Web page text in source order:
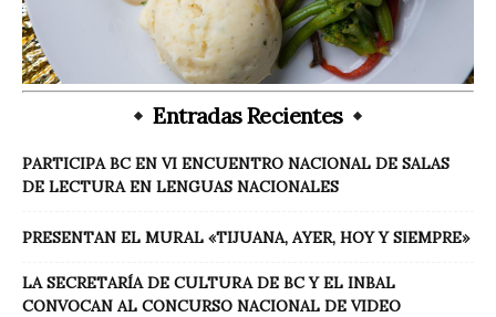
Entradas Recientes
PARTICIPA BC EN VI ENCUENTRO NACIONAL DE SALAS
DE LECTURA EN LENGUAS NACIONALES
PRESENTAN EL MURAL «TIJUANA, AYER, HOY Y SIEMPRE»
LA SECRETARÍA DE CULTURA DE BC Y EL INBAL
CONVOCAN AL CONCURSO NACIONAL DE VIDEO